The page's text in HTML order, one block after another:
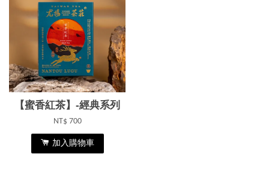
【蜜香紅茶】-經典系列
NT$ 700
加入購物車